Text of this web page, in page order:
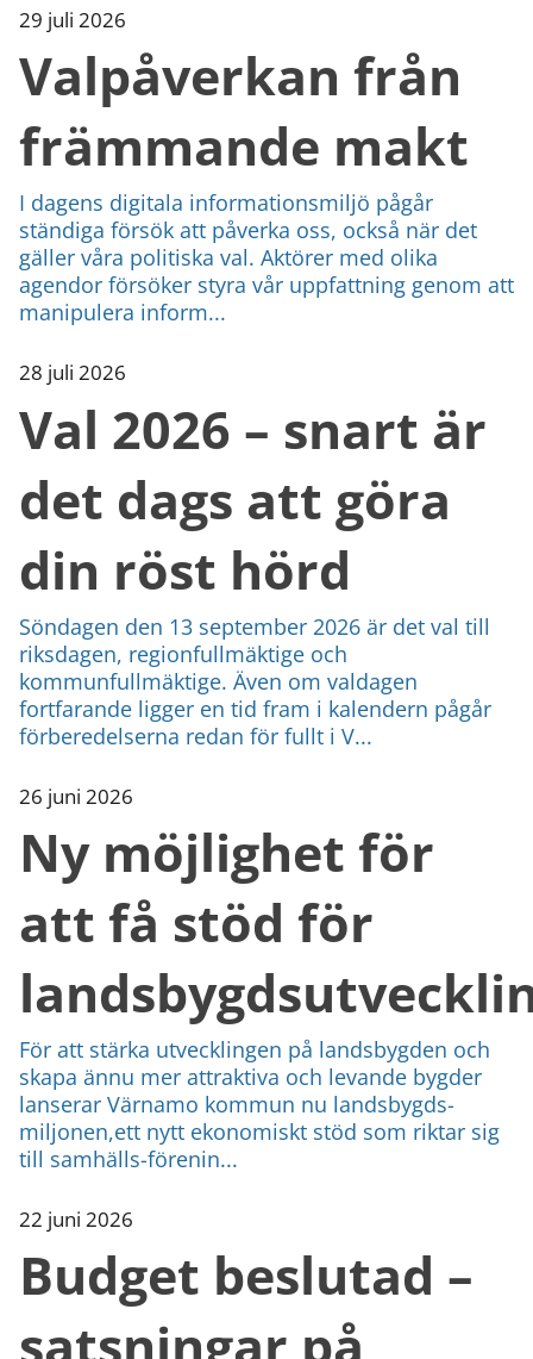
29 juli 2026
Valpåverkan från
främmande makt
I dagens digitala informationsmiljö pågår
ständiga försök att påverka oss, också när det
gäller våra politiska val. Aktörer med olika
agendor försöker styra vår uppfattning genom att
manipulera inform...
28 juli 2026
Val 2026 – snart är
det dags att göra
din röst hörd
Söndagen den 13 september 2026 är det val till
riksdagen, regionfullmäktige och
kommunfullmäktige. Även om valdagen
fortfarande ligger en tid fram i kalendern pågår
förberedelserna redan för fullt i V...
26 juni 2026
Ny möjlighet för
att få stöd för
För att stärka utvecklingen på landsbygden och
skapa ännu mer attraktiva och levande bygder
lanserar Värnamo kommun nu landsbygds-
miljonen,ett nytt ekonomiskt stöd som riktar sig
till samhälls-förenin...
22 juni 2026
Budget beslutad –